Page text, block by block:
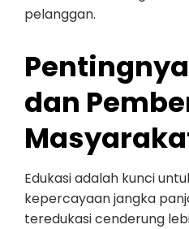
pelanggan.
dan
Edukasi adalah kunci
kepercayaan jangka
teredukasi cenderung